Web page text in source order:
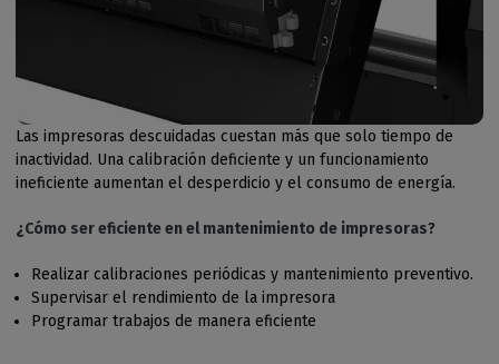
Las impresoras descuidadas cuestan más que solo tiempo de
inactividad. Una calibración deficiente y un funcionamiento
ineficiente aumentan el desperdicio y el consumo de energía.
¿Cómo ser eficiente en el mantenimiento de impresoras?
Realizar calibraciones periódicas y mantenimiento preventivo.
Supervisar el rendimiento de la impresora
Programar trabajos de manera eficiente